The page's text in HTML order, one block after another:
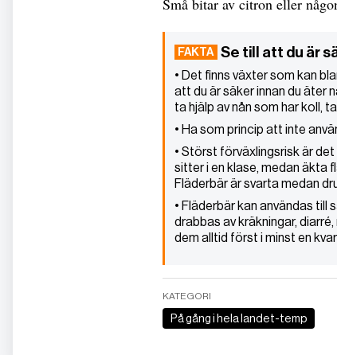
Små bitar av citron eller
Se till att du är
• Det finns växter som kan
att du är säker innan du äter
ta hjälp av nån som har koll,
• Ha som princip att inte
• Störst förväxlingsrisk är det
sitter i en klase, medan äkta
Fläderbär är svarta medan
• Fläderbär kan användas till
drabbas av kräkningar,
dem alltid först i minst en
KATEGORI
På gång i hela landet-temp